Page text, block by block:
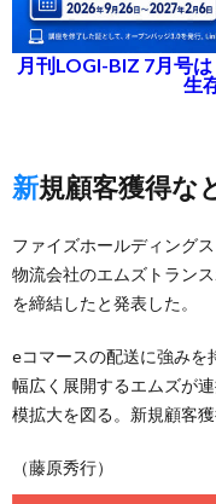
月刊LOGI-BIZ 7月号
生
新規顧客獲得
ファイズホールディング
物流会社のエムズトラン
を締結したと発表した。
eコマースの配送に強みを
幅広く展開するエムズが
模拡大を図る。新規顧客
（藤原秀行）